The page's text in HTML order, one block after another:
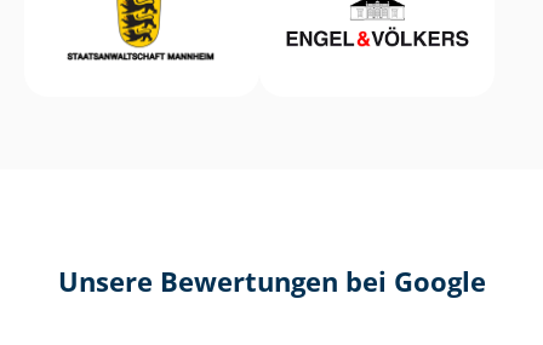
Unsere Bewertungen bei Google